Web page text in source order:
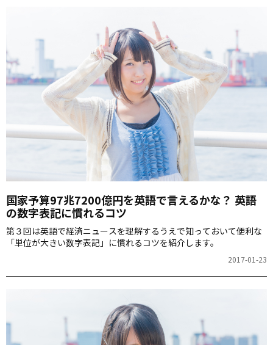
国家予算97兆7200億円を英語で言えるかな？ 英語
の数字表記に慣れるコツ
第３回は英語で経済ニュースを理解するうえで知っておいて便利な
「単位が大きい数字表記」に慣れるコツを紹介します。
2017-01-23